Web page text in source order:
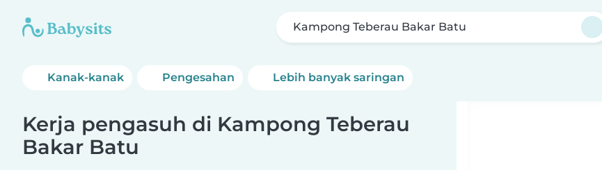
Kampong Teberau Bakar Batu
Kanak-kanak Pengesahan Lebih banyak saringan
Kerja pengasuh di Kampong Teberau
Bakar Batu